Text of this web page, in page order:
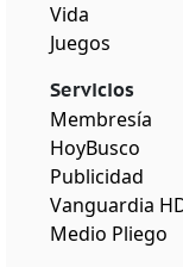
Vida
Juegos
Servicios
Membresía
HoyBusco
Publicidad
Vanguardia
Medio Pliego